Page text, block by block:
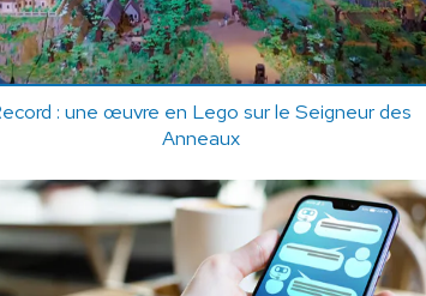
: une œuvre en Lego sur le Seigneur des
Anneaux